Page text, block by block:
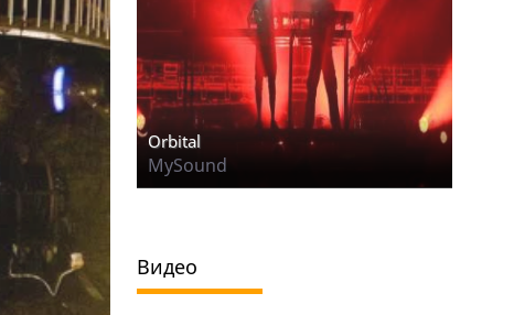
Orbital
MySound
Видео